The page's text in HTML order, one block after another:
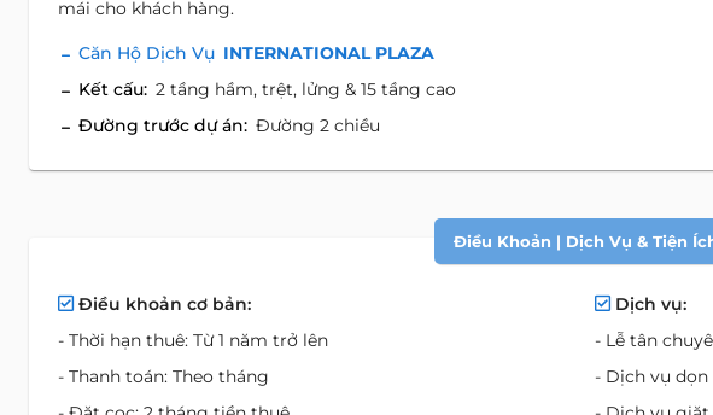
mái cho khách hàng.
Căn Hộ Dịch Vụ INTERNATIONAL PLAZA
Kết cấu: 2 tầng hầm, trệt, lửng & 15 tầng cao
Đường trước dự án: Đường 2 chiều
Điều Khoản | Dịch Vụ & Tiện
Điều khoản cơ bản:
- Thời hạn thuê: Từ 1 năm trở lên
- Thanh toán: Theo tháng
Dịch vụ:
- Lễ tân
- Dịch vụ